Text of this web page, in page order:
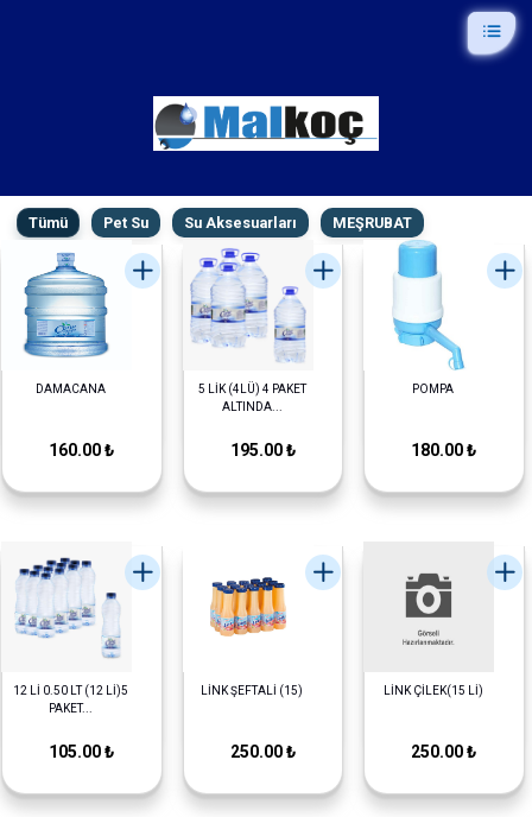
Tümü Pet Su Su Aksesuarları MEŞRUBAT
DAMACANA
160.00 ₺
5 LİK (4LÜ) 4 PAKET
ALTINDA...
195.00 ₺
POMPA
180.00 ₺
12 Lİ 0.50 LT (12 Lİ)5
PAKET...
105.00 ₺
LİNK ŞEFTALİ (15)
250.00 ₺
LİNK ÇİLEK(15 Lİ)
250.00 ₺